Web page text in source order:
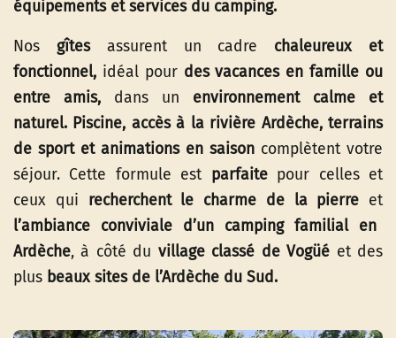
équipements et services du camping.
Nos gîtesassurent un cadre chaleureux et
fonctionnel, idéal pour des vacances en famille ou
entre amis, dans un environnement calme et
naturel. Piscine, accès à la rivière Ardèche, terrains
de sport et animations en saison complètent votre
séjour. Cette formule est parfaitepour celles et
ceux qui recherchent le charme de la pierre et
l’ambiance conviviale d’un camping familial en
Ardèche, à côté du village classé de Vogüé et des
plus beaux sites de l’Ardèche du Sud.